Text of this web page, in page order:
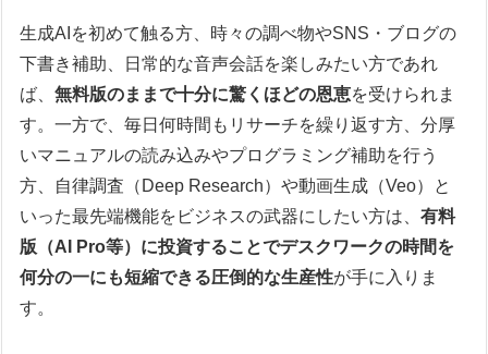
生成AIを初めて触る方、時々の調べ物やSNS・ブログの
下書き補助、日常的な音声会話を楽しみたい方であれ
ば、無料版のままで十分に驚くほどの恩恵を受けられま
す。一方で、毎日何時間もリサーチを繰り返す方、分厚
いマニュアルの読み込みやプログラミング補助を行う
方、自律調査（Deep Research）や動画生成（Veo）と
いった最先端機能をビジネスの武器にしたい方は、有料
版（AI Pro等）に投資することでデスクワークの時間を
何分の一にも短縮できる圧倒的な生産性が手に入りま
す。